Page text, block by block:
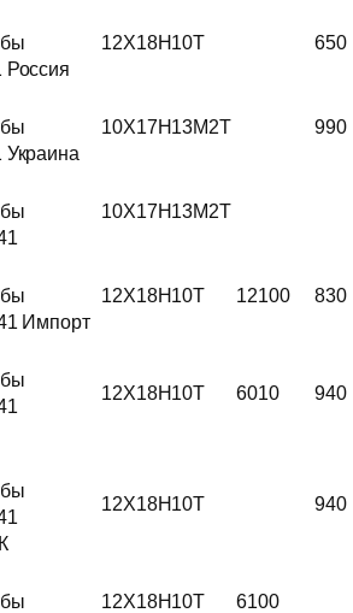
12Х18Н10Т 650
10Х17Н13М2Т 990
10Х17Н13М2Т
Импорт
12Х18Н10Т 12100 830
12Х18Н10Т 6010 940
12Х18Н10Т 940
12Х18Н10Т 6100